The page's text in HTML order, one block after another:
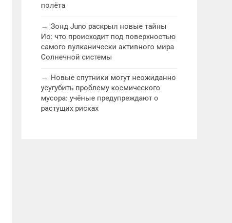
полёта
Зонд Juno раскрыл новые тайны
Ио: что происходит под поверхностью
самого вулканически активного мира
Солнечной системы
Новые спутники могут неожиданно
усугубить проблему космического
мусора: учёные предупреждают о
растущих рисках